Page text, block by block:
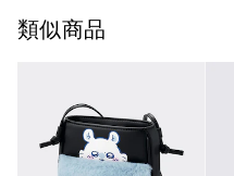
類似商品